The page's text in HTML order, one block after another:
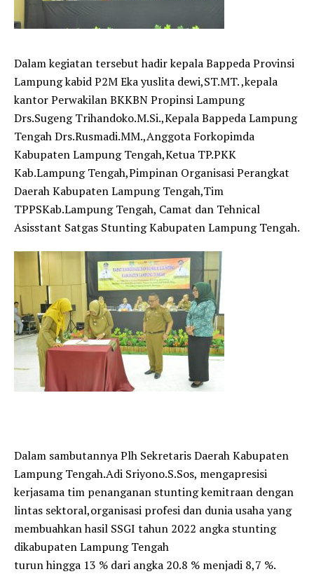
Dalam kegiatan tersebut hadir kepala Bappeda Provinsi
Lampung kabid P2M Eka yuslita dewi,ST.MT. ,kepala
kantor Perwakilan BKKBN Propinsi Lampung
Drs.Sugeng Trihandoko.M.Si.,Kepala Bappeda Lampung
Tengah Drs.Rusmadi.MM.,Anggota Forkopimda
Kabupaten Lampung Tengah,Ketua TP.PKK
Kab.Lampung Tengah,Pimpinan Organisasi Perangkat
Daerah Kabupaten Lampung Tengah,Tim
TPPSKab.Lampung Tengah, Camat dan Tehnical
Asisstant Satgas Stunting Kabupaten Lampung Tengah.
Dalam sambutannya Plh Sekretaris Daerah Kabupaten
Lampung Tengah.Adi Sriyono.S.Sos, mengapresisi
kerjasama tim penanganan stunting kemitraan dengan
lintas sektoral,organisasi profesi dan dunia usaha yang
membuahkan hasil SSGI tahun 2022 angka stunting
dikabupaten Lampung Tengah
turun hingga 13 % dari angka 20.8 % menjadi 8,7 %.